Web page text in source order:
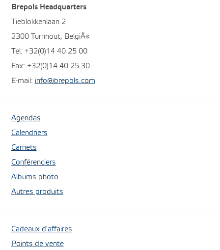
Brepols Headquarters
Tieblokkenlaan 2
2300 Turnhout, BelgiÃ«
Tel: +32(0)14 40 25 00
Fax: +32(0)14 40 25 30
E-mail: info@brepols.com
Agendas
Calendriers
Carnets
Conférenciers
Albums photo
Autres produits
Cadeaux d'affaires
Points de vente